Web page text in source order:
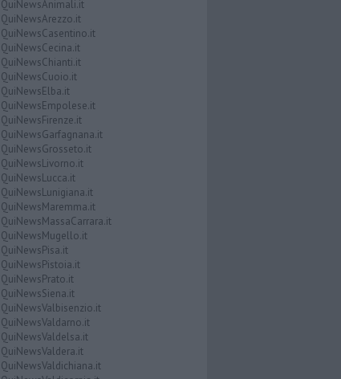
QuiNewsAnimali.it
QuiNewsArezzo.it
QuiNewsCasentino.it
QuiNewsCecina.it
QuiNewsChianti.it
QuiNewsCuoio.it
QuiNewsElba.it
QuiNewsEmpolese.it
QuiNewsFirenze.it
QuiNewsGarfagnana.it
QuiNewsGrosseto.it
QuiNewsLivorno.it
QuiNewsLucca.it
QuiNewsLunigiana.it
QuiNewsMaremma.it
QuiNewsMassaCarrara.it
QuiNewsMugello.it
QuiNewsPisa.it
QuiNewsPistoia.it
QuiNewsPrato.it
QuiNewsSiena.it
QuiNewsValbisenzio.it
QuiNewsValdarno.it
QuiNewsValdelsa.it
QuiNewsValdera.it
QuiNewsValdichiana.it